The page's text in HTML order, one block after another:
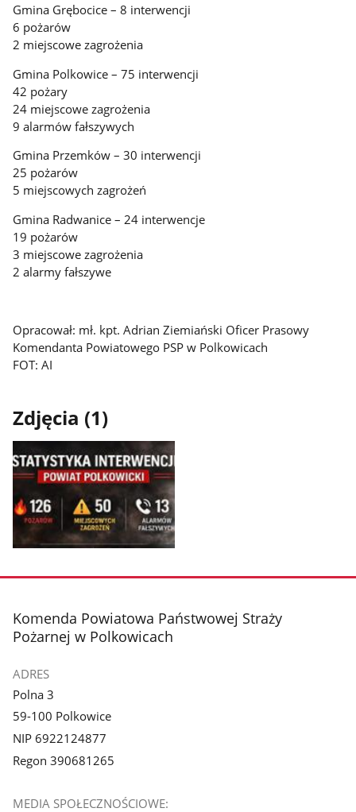
Gmina Grębocice – 8 interwencji
6 pożarów
2 miejscowe zagrożenia
Gmina Polkowice – 75 interwencji
42 pożary
24 miejscowe zagrożenia
9 alarmów fałszywych
Gmina Przemków – 30 interwencji
25 pożarów
5 miejscowych zagrożeń
Gmina Radwanice – 24 interwencje
19 pożarów
3 miejscowe zagrożenia
2 alarmy fałszywe
Opracował: mł. kpt. Adrian Ziemiański Oficer Prasowy
Komendanta Powiatowego PSP w Polkowicach
FOT: AI
Zdjęcia (1)
zdjęcie
galerii.
stopka
Komenda Powiatowa Państwowej Straży
Pożarnej w Polkowicach
ADRES
Polna 3
59-100 Polkowice
NIP 6922124877
Regon 390681265
MEDIA SPOŁECZNOŚCIOWE: